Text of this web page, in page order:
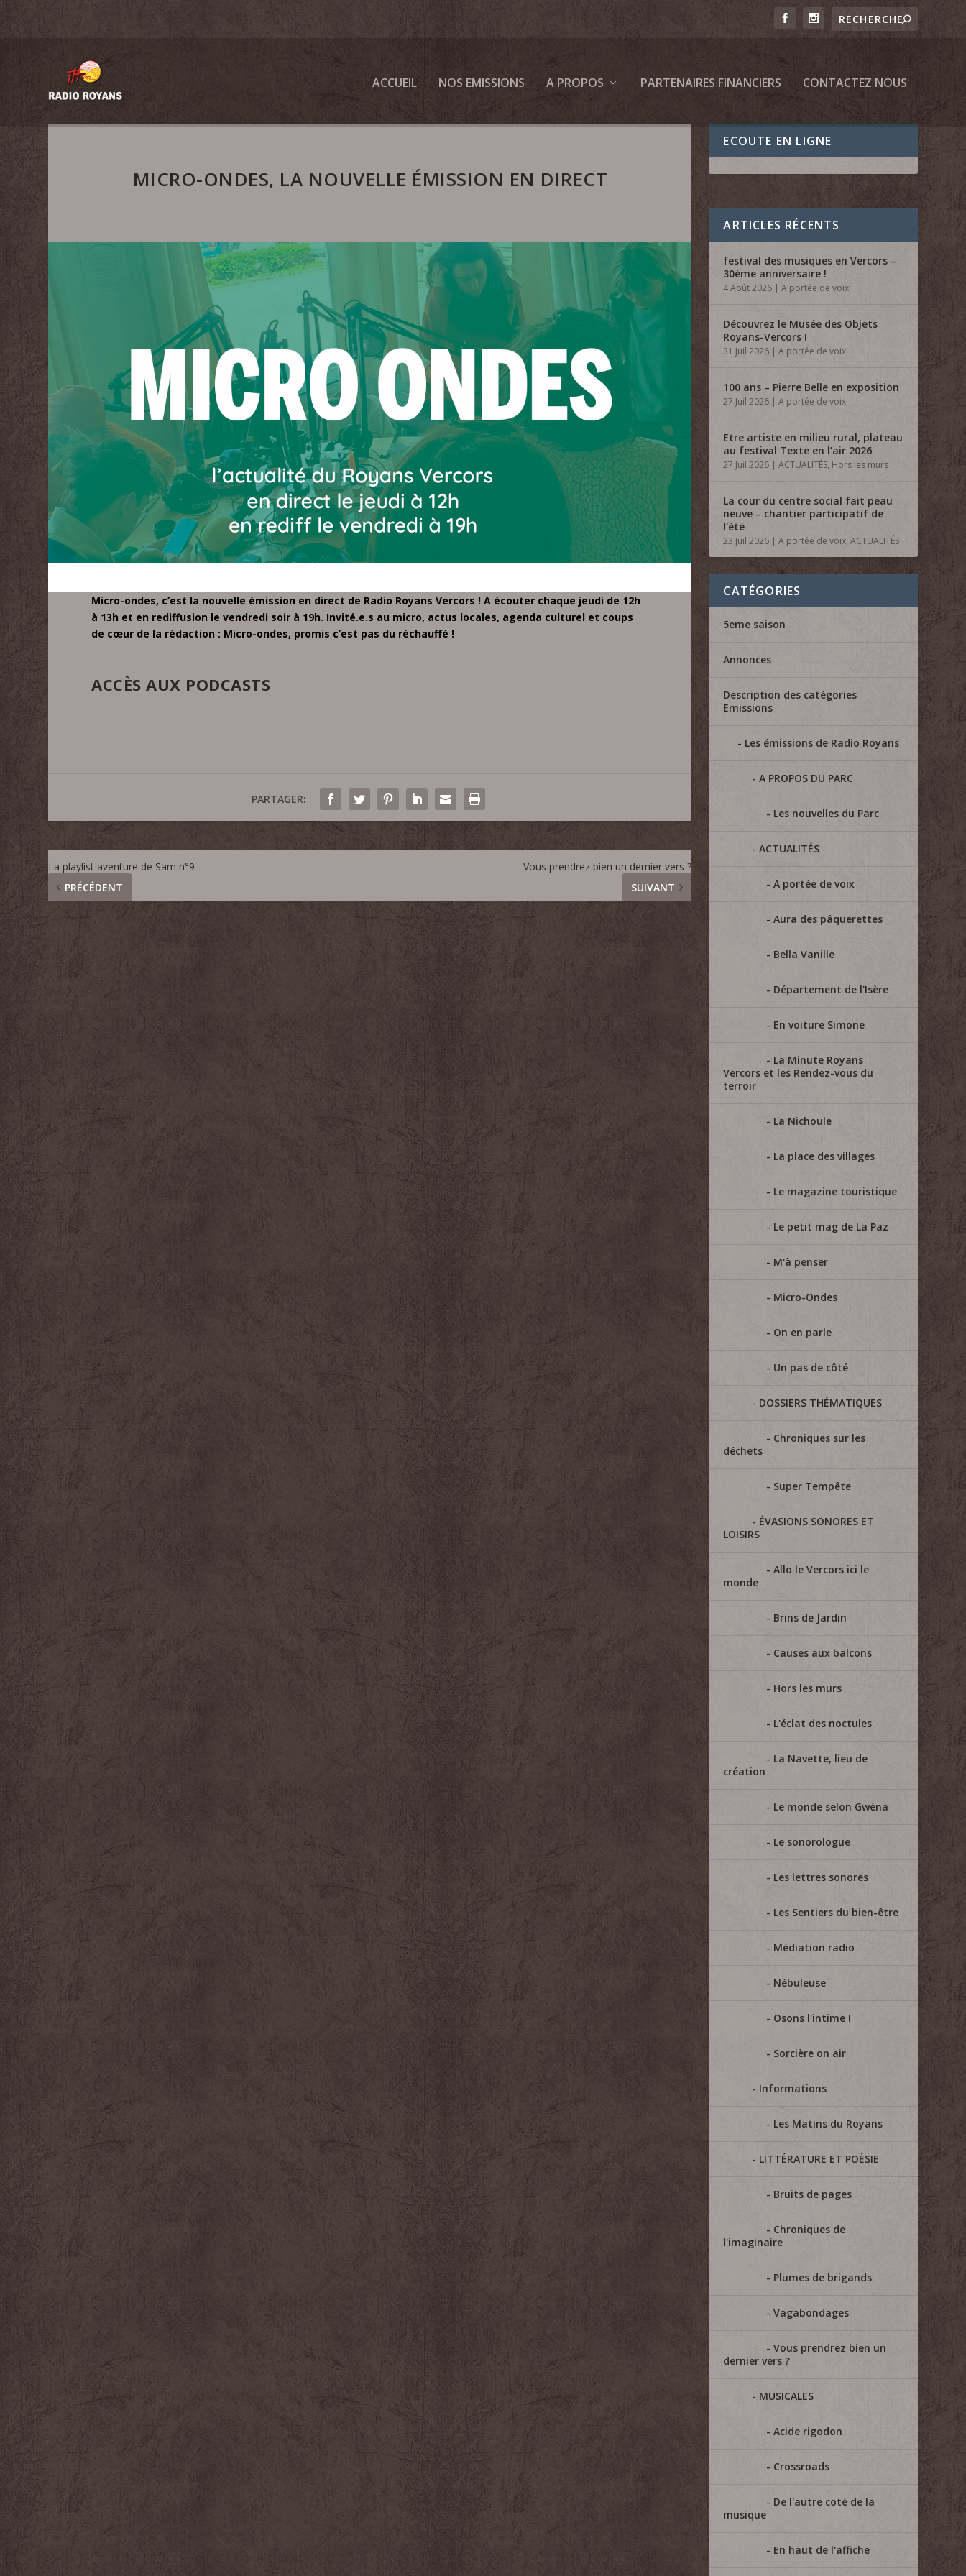
ACCUEIL NOS EMISSIONS A PROPOS PARTENAIRES FINANCIERS CONTACTEZ NOUS
MICRO-ONDES, LA NOUVELLE ÉMISSION EN DIRECT
Micro-ondes, c’est la nouvelle émission en direct de Radio Royans Vercors ! A écouter chaque jeudi de 12h
à 13h et en rediffusion le vendredi soir à 19h. Invité.e.s au micro, actus locales, agenda culturel et coups
de cœur de la rédaction : Micro-ondes, promis c’est pas du réchauffé !
ACCÈS AUX PODCASTS
PARTAGER:
La playlist aventure de Sam n°9
PRÉCÉDENT
Vous prendrez bien un dernier vers ?
SUIVANT
ECOUTE EN LIGNE
ARTICLES RÉCENTS
festival des musiques en Vercors –
30ème anniversaire !
4 Août 2026 |A portée de voix
Découvrez le Musée des Objets
Royans-Vercors !
31 Juil 2026 |A portée de voix
100 ans – Pierre Belle en exposition
27 Juil 2026 |A portée de voix
Etre artiste en milieu rural, plateau
au festival Texte en l’air 2026
27 Juil 2026 |ACTUALITÉS, Hors les murs
La cour du centre social fait peau
neuve – chantier participatif de
l’été
23 Juil 2026 |A portée de voix,ACTUALITÉS
CATÉGORIES
5eme saison
Annonces
Description des catégories
Emissions
Les émissions de Radio Royans
A PROPOS DU PARC
Les nouvelles du Parc
ACTUALITÉS
A portée de voix
Aura des pâquerettes
Bella Vanille
Département de l'Isère
En voiture Simone
La Minute Royans
Vercors et les Rendez-vous du
terroir
La Nichoule
La place des villages
Le magazine touristique
Le petit mag de La Paz
M'à penser
Micro-Ondes
On en parle
Un pas de côté
DOSSIERS THÉMATIQUES
Chroniques sur les
déchets
Super Tempête
ÉVASIONS SONORES ET
LOISIRS
Allo le Vercors ici le
monde
Brins de Jardin
Causes aux balcons
Hors les murs
L'éclat des noctules
La Navette, lieu de
création
Le monde selon Gwéna
Le sonorologue
Les lettres sonores
Les Sentiers du bien-être
Médiation radio
Nébuleuse
Osons l'intime !
Sorcière on air
Informations
Les Matins du Royans
LITTÉRATURE ET POÉSIE
Bruits de pages
Chroniques de
l'imaginaire
Plumes de brigands
Vagabondages
Vous prendrez bien un
dernier vers ?
MUSICALES
Acide rigodon
Crossroads
De l'autre coté de la
musique
En haut de l'affiche